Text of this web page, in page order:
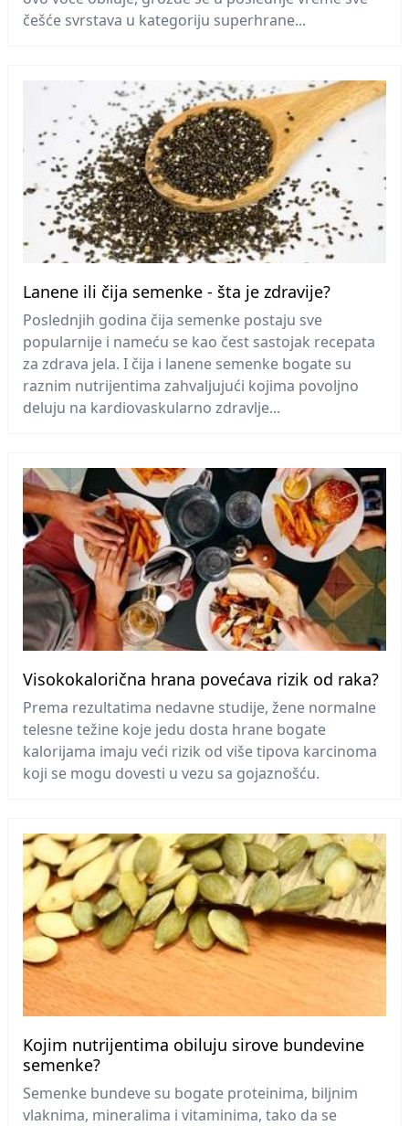
češće svrstava u kategoriju superhrane...
Lanene ili čija semenke - šta je zdravije?
Poslednjih godina čija semenke postaju sve
popularnije i nameću se kao čest sastojak recepata
za zdrava jela. I čija i lanene semenke bogate su
raznim nutrijentima zahvaljujući kojima povoljno
deluju na kardiovaskularno zdravlje...
Visokokalorična hrana povećava rizik od raka?
Prema rezultatima nedavne studije, žene normalne
telesne težine koje jedu dosta hrane bogate
kalorijama imaju veći rizik od više tipova karcinoma
koji se mogu dovesti u vezu sa gojaznošću.
Kojim nutrijentima obiluju sirove bundevine
semenke?
Semenke bundeve su bogate proteinima, biljnim
vlaknima, mineralima i vitaminima, tako da se